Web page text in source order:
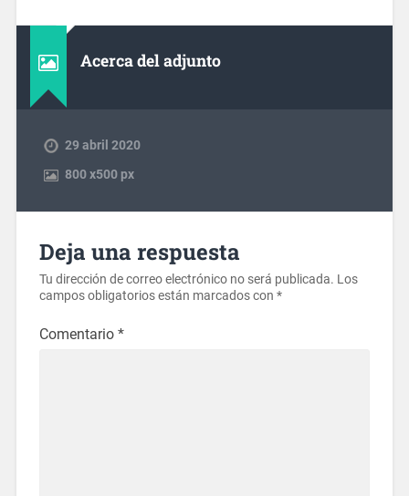
Acerca del adjunto
29 abril 2020
800x500 px
Deja una respuesta
Tu dirección de correo electrónico no será publicada. Los
campos obligatorios están marcados con *
Comentario *